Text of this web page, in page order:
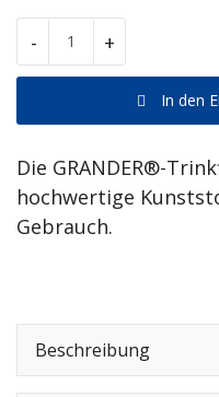
- +
In den
Die GRANDER®-
hochwertige
Gebrauch.
Beschreibung